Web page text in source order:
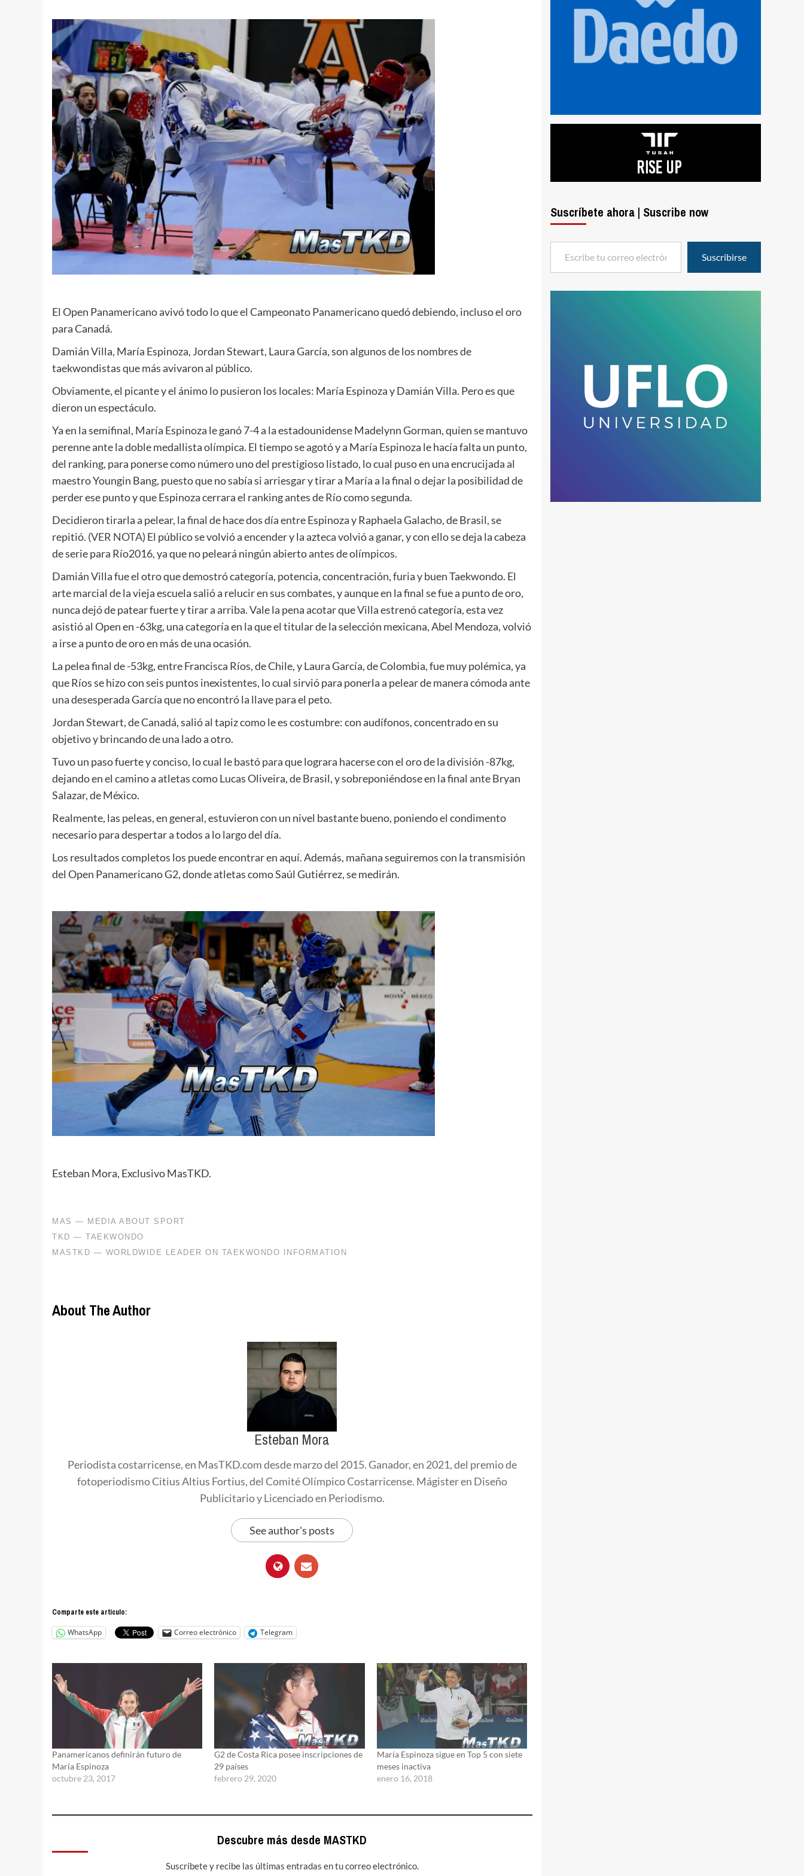
El Open Panamericano avivó todo lo que el Campeonato Panamericano quedó debiendo, incluso el oro
para Canadá.
Damián Villa, María Espinoza, Jordan Stewart, Laura García, son algunos de los nombres de
taekwondistas que más avivaron al público.
Obviamente, el picante y el ánimo lo pusieron los locales: María Espinoza y Damián Villa. Pero es que
dieron un espectáculo.
Ya en la semifinal, María Espinoza le ganó 7-4 a la estadounidense Madelynn Gorman, quien se mantuvo
perenne ante la doble medallista olímpica. El tiempo se agotó y a María Espinoza le hacía falta un punto,
del ranking, para ponerse como número uno del prestigioso listado, lo cual puso en una encrucijada al
maestro Youngin Bang, puesto que no sabía si arriesgar y tirar a María a la final o dejar la posibilidad de
perder ese punto y que Espinoza cerrara el ranking antes de Río como segunda.
Decidieron tirarla a pelear, la final de hace dos día entre Espinoza y Raphaela Galacho, de Brasil, se
repitió. (VER NOTA) El público se volvió a encender y la azteca volvió a ganar, y con ello se deja la cabeza
de serie para Río2016, ya que no peleará ningún abierto antes de olímpicos.
Damián Villa fue el otro que demostró categoría, potencia, concentración, furia y buen Taekwondo. El
arte marcial de la vieja escuela salió a relucir en sus combates, y aunque en la final se fue a punto de oro,
nunca dejó de patear fuerte y tirar a arriba. Vale la pena acotar que Villa estrenó categoría, esta vez
asistió al Open en -63kg, una categoría en la que el titular de la selección mexicana, Abel Mendoza, volvió
a irse a punto de oro en más de una ocasión.
La pelea final de -53kg, entre Francisca Ríos, de Chile, y Laura García, de Colombia, fue muy polémica, ya
que Ríos se hizo con seis puntos inexistentes, lo cual sirvió para ponerla a pelear de manera cómoda ante
una desesperada García que no encontró la llave para el peto.
Jordan Stewart, de Canadá, salió al tapiz como le es costumbre: con audífonos, concentrado en su
objetivo y brincando de una lado a otro.
Tuvo un paso fuerte y conciso, lo cual le bastó para que lograra hacerse con el oro de la división -87kg,
dejando en el camino a atletas como Lucas Oliveira, de Brasil, y sobreponiéndose en la final ante Bryan
Salazar, de México.
Realmente, las peleas, en general, estuvieron con un nivel bastante bueno, poniendo el condimento
necesario para despertar a todos a lo largo del día.
Los resultados completos los puede encontrar en aquí. Además, mañana seguiremos con la transmisión
del Open Panamericano G2, donde atletas como Saúl Gutiérrez, se medirán.
Esteban Mora, Exclusivo MasTKD.
About The Author
Esteban Mora
Periodista costarricense, en MasTKD.com desde marzo del 2015. Ganador, en 2021, del premio de
fotoperiodismo Citius Altius Fortius, del Comité Olímpico Costarricense. Mágister en Diseño
Publicitario y Licenciado en Periodismo.
See author's posts
Comparte este articulo:
WhatsApp Correo electrónico Telegram
Panamericanos definirán futuro de
María Espinoza
octubre 23, 2017
G2 de Costa Rica posee inscripciones de
29 países
febrero 29, 2020
María Espinoza sigue en Top 5 con siete
meses inactiva
enero 16, 2018
Descubre más desde MASTKD
Suscríbete y recibe las últimas entradas en tu correo electrónico.
Suscríbete ahora | Suscribe now
Escribe tu correo electrónico…
Suscribirse